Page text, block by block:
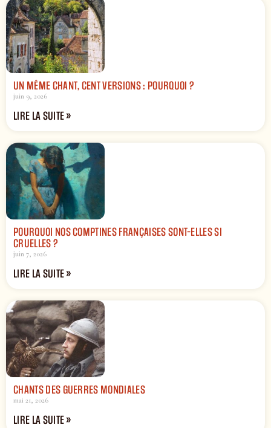
UN MÊME CHANT, CENT VERSIONS : POURQUOI ?
juin 9, 2026
LIRE LA SUITE »
POURQUOI NOS COMPTINES FRANÇAISES SONT-ELLES SI
CRUELLES ?
juin 7, 2026
LIRE LA SUITE »
CHANTS DES GUERRES MONDIALES
mai 21, 2026
LIRE LA SUITE »